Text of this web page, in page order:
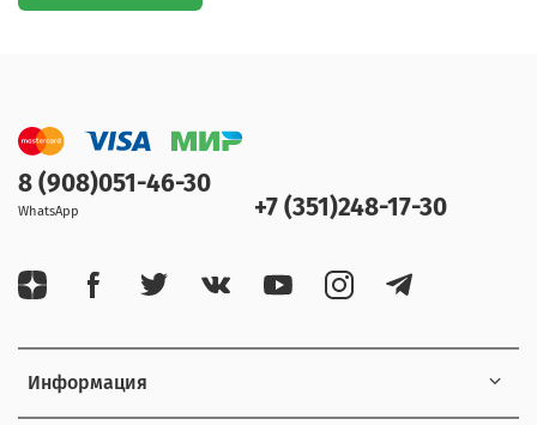
Информация
8 (908)051-46-30
WhatsApp +7 (351)248-17-30